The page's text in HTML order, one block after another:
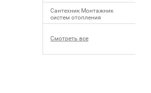
Сантехник Монтажник
систем отопления
Смотреть все